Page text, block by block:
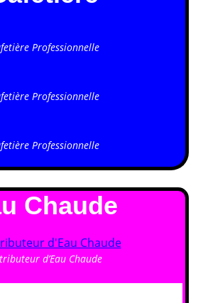
Professionnelle
Professionnelle
Professionnelle
Chaude
d’Eau Chaude